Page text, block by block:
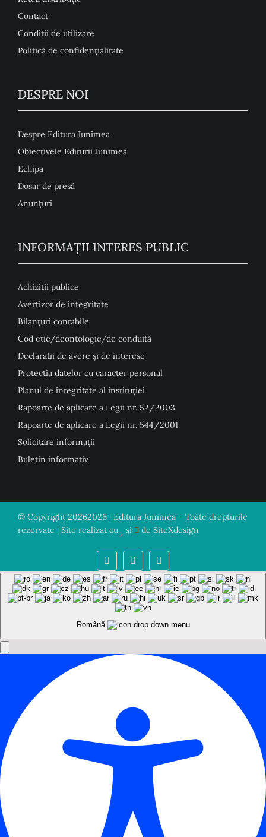
Contact
Condiţii de utilizare
Politică de confidențialitate
DESPRE NOI
Despre Editura Junimea
Obiectivele Editurii Junimea
Echipa
Dosar de presă
Anunţuri
INFORMAȚII INTERES PUBLIC
Achiziții publice
Avertizor de integritate
Bilanțuri contabile
Cod etic/deontologic/de conduită
Declarații de avere și de interese
Protecția datelor cu caracter personal
Planul de integritate al instituției
Rapoarte de aplicare a Legii nr. 52/2003
Rapoarte de aplicare a Legii nr. 544/2001
Solicitare informații
Buletin informativ
© Copyright 20262026 | Editura Junimea – Toate drepturile
rezervate | Site realizat cu
și de SiteXdesign
Română